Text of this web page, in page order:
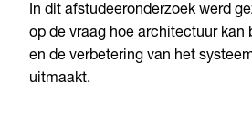
In dit afstudeeronderzoek werd
op de vraag hoe architectuur kan
en de verbetering van het
uitmaakt.